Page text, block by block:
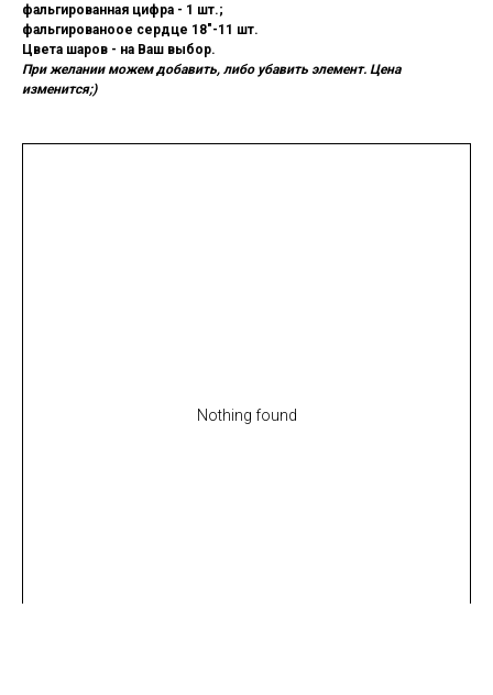
фальгированная цифра - 1 шт.;
фальгированоое сердце 18"-11 шт.
Цвета шаров - на Ваш выбор.
При желании можем добавить, либо убавить элемент. Цена
изменится;)
Nothing found